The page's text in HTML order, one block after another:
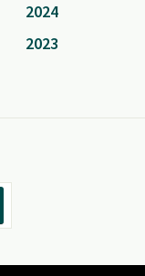
2024
2023